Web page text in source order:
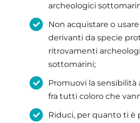
archeologici
Non acquistare o
derivanti da specie
ritrovamenti
sottomarini;
Promuovi la sensibilità
fra tutti coloro che
Riduci, per quanto ti è